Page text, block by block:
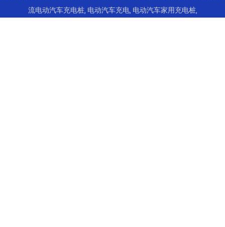
流电动汽车充电桩, 电动汽车充电, 电动汽车家用充电桩,